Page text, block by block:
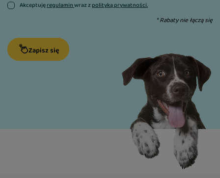
Akceptujęregulaminwraz zpolityką prywatności.
* Rabaty nie łączą się
Zapisz się